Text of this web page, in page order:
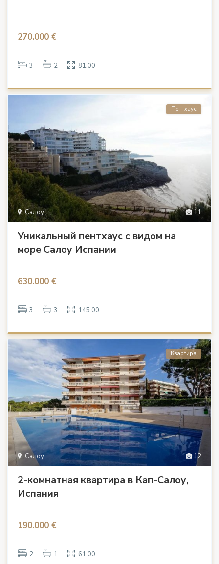
270.000 €
3 2 81.00
11
Салоу
Пентхаус
Уникальный пентхаус с видом на
море Салоу Испании
630.000 €
3 3 145.00
12
Салоу
Квартира
2-комнатная квартира в Кап-Салоу,
Испания
190.000 €
2 1 61.00